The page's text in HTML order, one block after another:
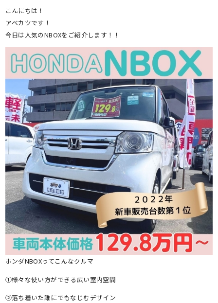
こんにちは！
アベカツです！
今日は人気のNBOXをご紹介します！！
ホンダNBOXってこんなクルマ
①様々な使い方ができる広い室内空間
②落ち着いた誰にでもなじむデザイン